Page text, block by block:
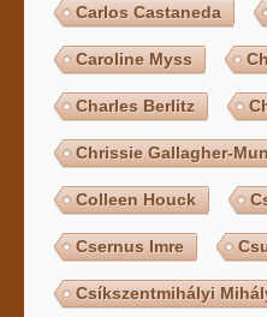
Carlos Castaneda
Caroline Myss
Charles Berlitz
Chrissie Gallagher-
Colleen Houck
Csernus Imre
Csíkszentmihályi